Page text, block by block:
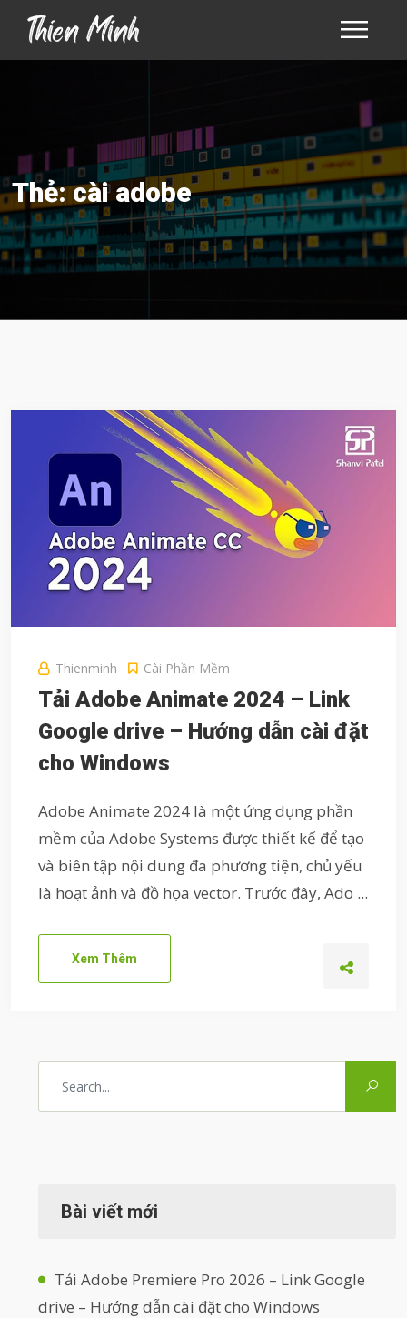
Thẻ:cài adobe
Thienminh Cài Phần Mềm
Tải Adobe Animate 2024 – Link
Google drive – Hướng dẫn cài đặt
cho Windows
Adobe Animate 2024 là một ứng dụng phần
mềm của Adobe Systems được thiết kế để tạo
và biên tập nội dung đa phương tiện, chủ yếu
là hoạt ảnh và đồ họa vector. Trước đây, Ado ...
Xem Thêm
Bài viết mới
Tải Adobe Premiere Pro 2026 – Link Google
drive – Hướng dẫn cài đặt cho Windows